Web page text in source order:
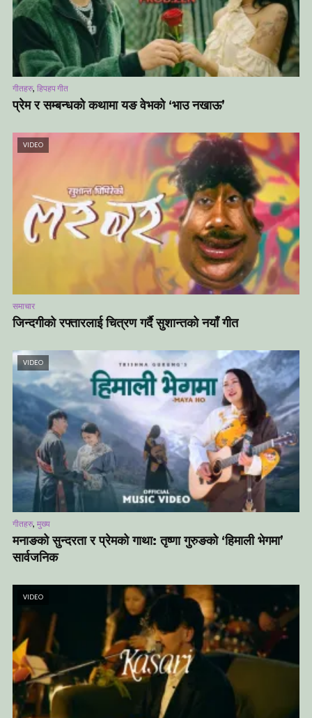
गीतहरु, हिपहप गीत
प्रेम र सम्बन्धको कथामा यङ वेभको ‘भाउ नखाऊ’
VIDEO
समाचार
जिन्दगीको रफ्तारलाई चित्रण गर्दै सुशान्तको नयाँ गीत
VIDEO
गीतहरु, मुख्य
मनाङको सुन्दरता र प्रेमको गाथा: तृष्णा गुरुङको ‘हिमाली भेगमा’
सार्वजनिक
VIDEO